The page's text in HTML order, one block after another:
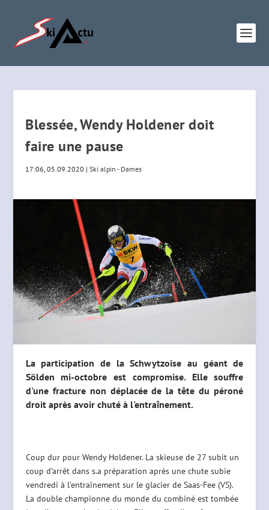
Blessée, Wendy Holdener doit
faire une pause
17:06, 05.09.2020 |Ski alpin - Dames
La participation de la Schwytzoise au géant de
Sölden mi-octobre est compromise. Elle souffre
d'une fracture non déplacée de la tête du péroné
droit après avoir chuté à l'entraînement.
Coup dur pour Wendy Holdener. La skieuse de 27 subit un
coup d’arrêt dans s.a préparation après une chute subie
vendredi à l’entraînement sur le glacier de Saas-Fee (VS).
La double championne du monde du combiné est tombée